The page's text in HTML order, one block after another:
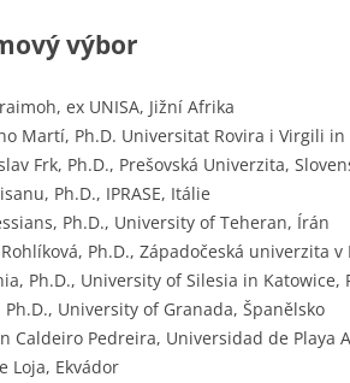
výbor
ex UNISA, Jižní Afrika
Martí, Ph.D. Universitat Rovira i Virgili
Frk, Ph.D., Prešovská Univerzita,
Ph.D., IPRASE, Itálie
Ph.D., University of Teheran, Írán
Ph.D., Západočeská univerzita v
Ph.D., University of Silesia in Katowice,
Ph.D., University of Granada, Španělsko
Caldeiro Pedreira, Universidad de Playa
Loja, Ekvádor